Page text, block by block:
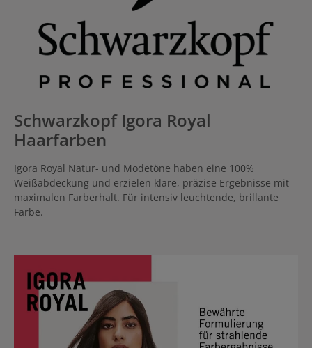
Schwarzkopf Igora Royal
Haarfarben
Igora Royal Natur- und Modetöne haben eine 100%
Weißabdeckung und erzielen klare, präzise Ergebnisse mit
maximalen Farberhalt. Für intensiv leuchtende, brillante
Farbe.